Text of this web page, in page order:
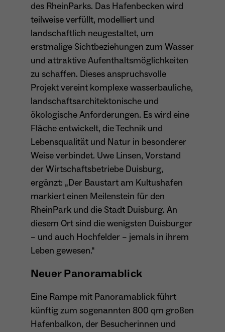
Laufzeit 1 Monat
Zweck
Speichert den Zustimmungsstatus des
Benutzers für Cookies auf der aktuellen
Domäne.
Name MATOMO_SESSID
Anbieter Matomo
Laufzeit Sitzung
Zweck
Temporäre Session-ID, ohne
personenbezogene Daten.
Name _ga
Anbieter Google Analytics
Laufzeit 1 Jahr
Zweck Unterscheidung der Webseitenbesucher.
Name _ga_TNS3S6RE8W
Anbieter Google LLC
Laufzeit
Zweck
Vergibt eine zufällige, pseudonyme ID, damit
erkannt wird, ob ein Besucher neu oder
des RheinParks. Das Hafenbecken wird
teilweise verfüllt, modelliert und
landschaftlich neugestaltet, um
erstmalige Sichtbeziehungen zum Wasser
und attraktive Aufenthaltsmöglichkeiten
zu schaffen. Dieses anspruchsvolle
Projekt vereint komplexe wasserbauliche,
landschaftsarchitektonische und
ökologische Anforderungen. Es wird eine
Fläche entwickelt, die Technik und
Lebensqualität und Natur in besonderer
Weise verbindet. Uwe Linsen, Vorstand
der Wirtschaftsbetriebe Duisburg,
ergänzt: „Der Baustart am Kultushafen
markiert einen Meilenstein für den
RheinPark und die Stadt Duisburg. An
diesem Ort sind die wenigsten Duisburger
– und auch Hochfelder – jemals in ihrem
Leben gewesen.“
Neuer Panoramablick
Eine Rampe mit Panoramablick führt
künftig zum sogenannten 800 qm großen
Hafenbalkon, der Besucherinnen und